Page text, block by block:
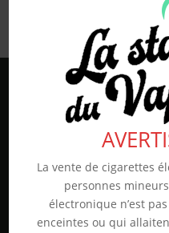
La vente de cigarettes
personnes
électronique n’est
enceintes ou qui